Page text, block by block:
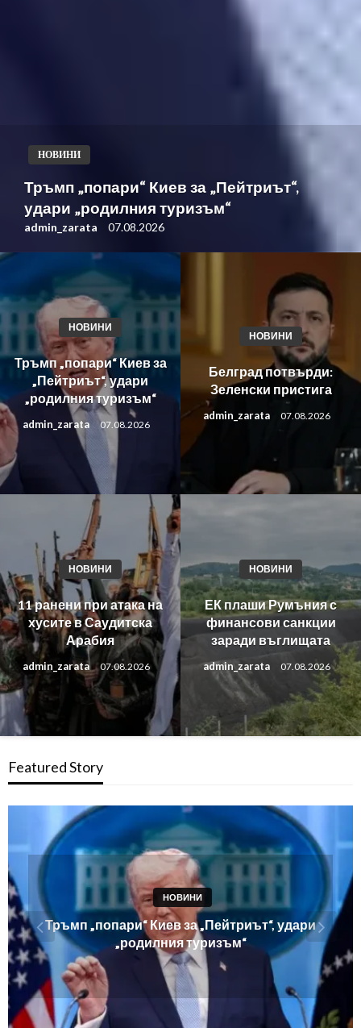
НОВИНИ
Тръмп „попари“ Киев за „Пейтриът“,
удари „родилния туризъм“
admin_zarata 07.08.2026
НОВИНИ
Тръмп „попари“ Киев за
„Пейтриът“, удари
„родилния туризъм“
admin_zarata 07.08.2026
НОВИНИ
Белград потвърди:
Зеленски пристига
admin_zarata 07.08.2026
НОВИНИ
11 ранени при атака на
хусите в Саудитска
Арабия
admin_zarata 07.08.2026
НОВИНИ
ЕК плаши Румъния с
финансови санкции
заради въглищата
admin_zarata 07.08.2026
Featured Story
НОВИНИ
Белград потвърди: Зеленски пристига